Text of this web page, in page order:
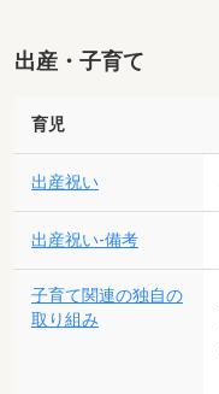
出産・子育て
育児
出産祝い
出産祝い-備考
子育て関連の独自の
取り組み